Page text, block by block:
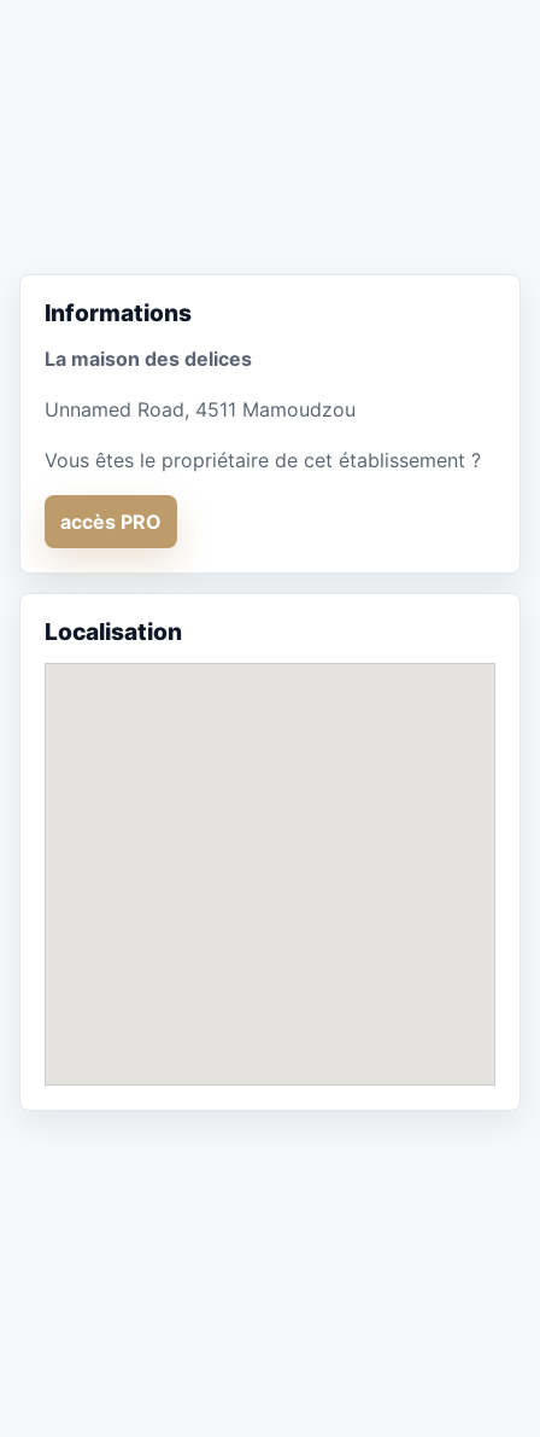
Informations
La maison des delices
Unnamed Road, 4511 Mamoudzou
Vous êtes le propriétaire de cet établissement ?
accès PRO
Localisation